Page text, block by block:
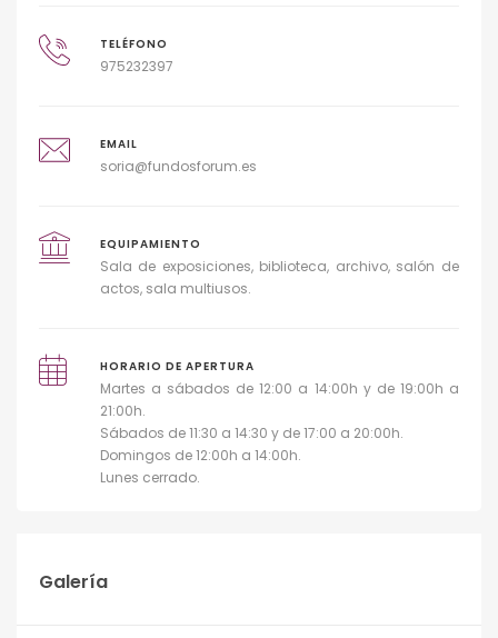
TELÉFONO
975232397
EMAIL
soria@fundosforum.es
EQUIPAMIENTO
Sala de exposiciones, biblioteca, archivo, salón de
actos, sala multiusos.
HORARIO DE APERTURA
Martes a sábados de 12:00 a 14:00h y de 19:00h a
21:00h.
Sábados de 11:30 a 14:30 y de 17:00 a 20:00h.
Domingos de 12:00h a 14:00h.
Lunes cerrado.
Galería